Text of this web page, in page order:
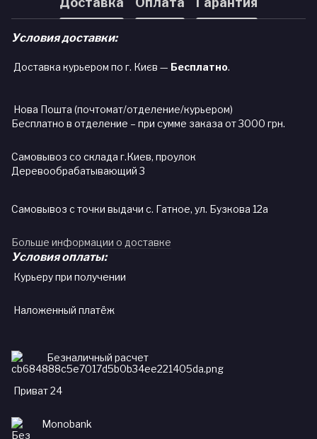
Условия доставки:
Доставка курьером по г. Києв — Бесплатно.
Нова Пошта (почтомат/отделение/курьером)
Бесплатно в отделение – при сумме заказа от 3000 грн.
Самовывоз со склада г.Киев, проулок
Деревообрабатывающий 3
Самовывоз с точки выдачи с. Гатное, ул. Бузкова 12а
Больше информации о доставке
Условия оплаты:
Курьеру при получении
Наложенный платёж
Безналичный расчет
Приват 24
Monobank